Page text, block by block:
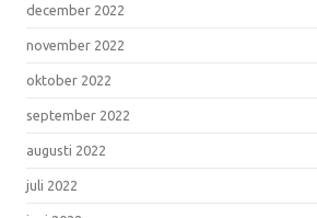
december 2022
november 2022
oktober 2022
september 2022
augusti 2022
juli 2022